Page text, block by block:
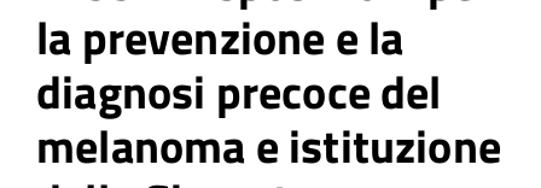
la prevenzione e la
diagnosi precoce del
melanoma e istituzione